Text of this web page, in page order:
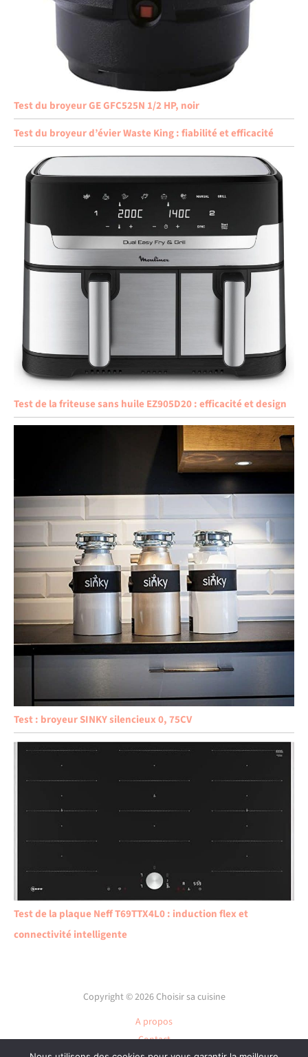
Test du broyeur GE GFC525N 1/2 HP, noir
Test du broyeur d’évier Waste King : fiabilité et efficacité
Test de la friteuse sans huile EZ905D20 : efficacité et design
Test : broyeur SINKY silencieux 0, 75CV
Test de la plaque Neff T69TTX4L0 : induction flex et
connectivité intelligente
Copyright © 2026 Choisir sa cuisine
A propos
Contact